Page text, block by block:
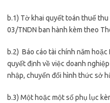
b.1) Tờ khai quyết toán thuế
03/TNDN ban hành kèm theo
b.2) Báo cáo tài chính năm
quyết định về việc doanh
nhập, chuyển đổi hình thức sở
b.3) Một hoặc một số phụ lục